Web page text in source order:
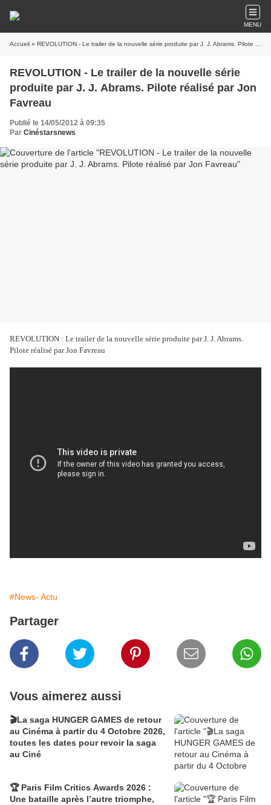
MENU
Accueil » REVOLUTION - Le trailer de la nouvelle série produite par J. J. Abrams. Pilote réalisé par Jon Favreau
REVOLUTION - Le trailer de la nouvelle série
produite par J. J. Abrams. Pilote réalisé par Jon
Favreau
Publié le 14/05/2012 à 09:35
Par Cinéstarsnews
REVOLUTION : Le trailer de la nouvelle série produite par J. J. Abrams.
Pilote réalisé par Jon Favreau
#News- Actu
Partager
Vous aimerez aussi
🎬La saga HUNGER GAMES de retour
au Cinéma à partir du 4 Octobre 2026,
toutes les dates pour revoir la saga
au Ciné
🏆 Paris Film Critics Awards 2026 :
Une bataille après l’autre triomphe,